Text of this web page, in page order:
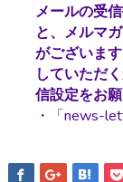
メールの受
と、メルマ
がございま
していただ
信設定をお
・「news-